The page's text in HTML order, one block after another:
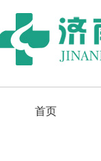
首页